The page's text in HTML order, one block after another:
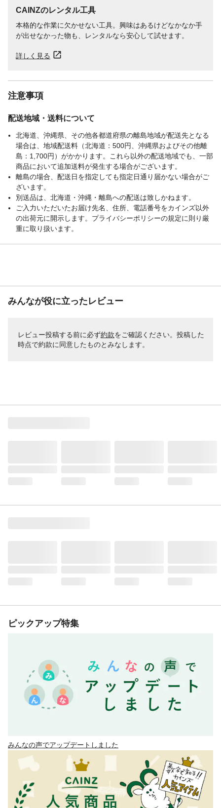
CAINZのレンタル工具
本格的な作業に欠かせない工具。興味はあるけどなかなか手
が出せなかった物も、レンタルなら安心して試せます。
詳しく見る
注意事項
配送地域・送料について
北海道、沖縄県、その他各都道府県の離島地域が配送先となる
場合は、地域配送料（北海道：500円、沖縄県およびその他離
島：1,700円）がかかります。これら以外の配送地域でも、一部
商品において追加送料が発生する場合がございます。
離島の場合、配送日を指定しても指定日通り届かない場合がご
ざいます。
別送品は、北海道・沖縄・離島への配送は致しかねます。
ご入力いただいたお届け先名、住所、電話番号をカインズ以外
の出荷元に開示します。プライバシーポリシーの規定に則り厳
重に取り扱います。
みんなが役に立ったレビュー
レビュー投稿する前に必ず約款をご確認ください。投稿した
時点で約款に同意したものとみなします。
ピックアップ特集
みんなの声でアップデートしました